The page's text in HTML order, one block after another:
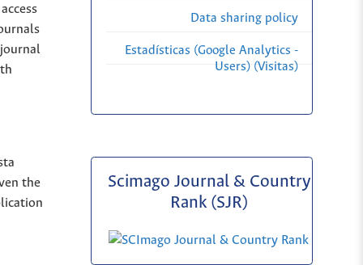
the
Data sharing policy
Estadísticas (Google Analytics -
Users) (Visitas)
Scimago Journal & Country
Rank (SJR)